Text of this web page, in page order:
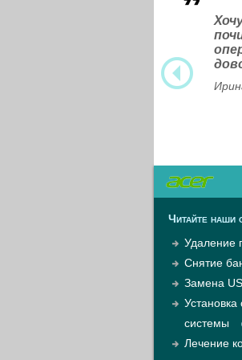
Читайте наши
Удаление
Снятие
Замена
системы
Лечение